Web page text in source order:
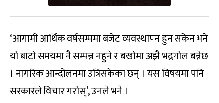
‘आगामी आर्थिक वर्षसम्ममा बजेट व्यवस्थापन हुन सकेन भने
यो बाटो समयमा नै सम्पन्न नहुने र बर्खामा अझै भद्रगोल बन्नेछ
। नागरिक आन्दोलनमा उत्रिसकेका छन् । यस विषयमा पनि
सरकारले विचार गरोस्’, उनले भने ।